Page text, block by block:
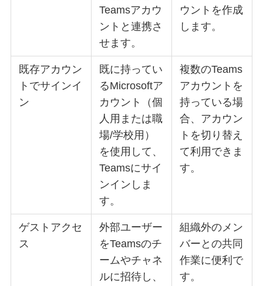
Teamsアカウ
ントと連携さ
せます。
ウントを作成
します。
既存アカウン
トでサインイ
ン
既に持ってい
るMicrosoftア
カウント（個
人用または職
場/学校用）
を使用して、
Teamsにサイ
ンインしま
す。
複数のTeams
アカウントを
持っている場
合、アカウン
トを切り替え
て利用できま
す。
ゲストアクセ
ス
外部ユーザー
をTeamsのチ
ームやチャネ
ルに招待し、
組織外のメン
バーとの共同
作業に便利で
す。